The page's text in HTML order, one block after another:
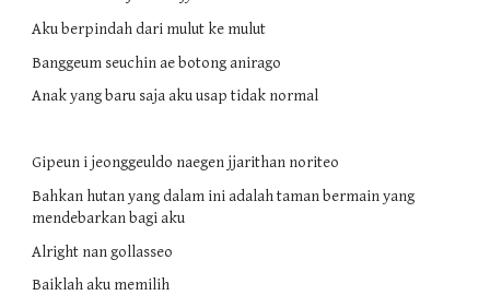
Aku berpindah dari mulut ke mulut
Banggeum seuchin ae botong anirago
Anak yang baru saja aku usap tidak normal
Gipeun i jeonggeuldo naegen jjarithan noriteo
Bahkan hutan yang dalam ini adalah taman bermain yang
mendebarkan bagi aku
Alright nan gollasseo
Baiklah aku memilih